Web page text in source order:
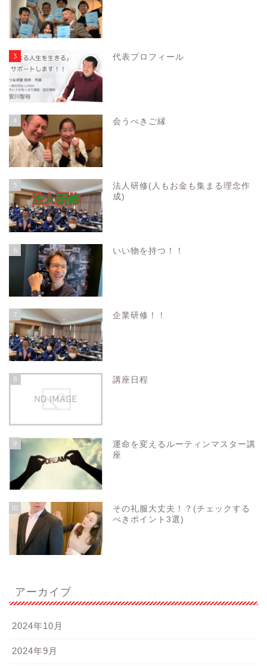
3 代表プロフィール
4 会うべきご縁
5
法人研修(人もお金も集まる理念作
成)
6 いい物を持つ！！
7 企業研修！！
8 講座日程
9
運命を変えるルーティンマスター講
座
10
その礼服大丈夫！？(チェックする
べきポイント3選)
アーカイブ
2024年10月
2024年9月